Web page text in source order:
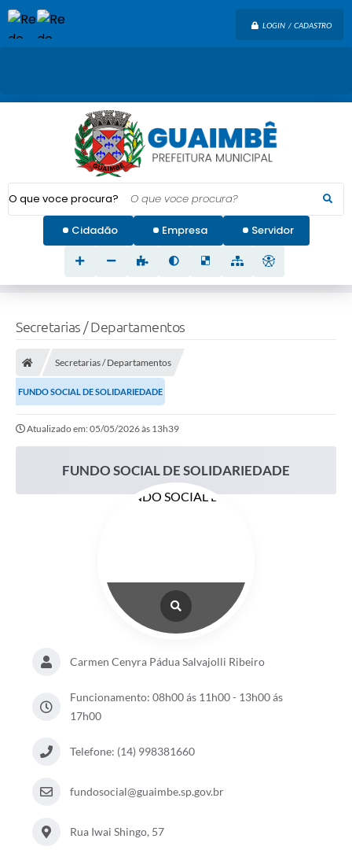
LOGIN / CADASTRO
O que voce procura?
Cidadão Empresa Servidor
Secretarias / Departamentos
Secretarias / Departamentos
FUNDO SOCIAL DE SOLIDARIEDADE
Atualizado em: 05/05/2026 às 13h39
FUNDO SOCIAL DE SOLIDARIEDADE
Carmen Cenyra Pádua Salvajolli Ribeiro
Funcionamento: 08h00 ás 11h00 - 13h00 ás
17h00
Telefone: (14) 998381660
fundosocial@guaimbe.sp.gov.br
Rua Iwai Shingo, 57